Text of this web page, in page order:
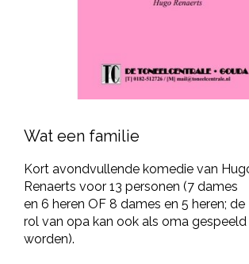
THEATERBOEKEN
SKETCHES
Wat een familie
Kort avondvullende komedie van
Renaerts voor 13 personen (7 dames
en 6 heren OF 8 dames en 5 heren; de
rol van opa kan ook als oma gespeeld
worden).